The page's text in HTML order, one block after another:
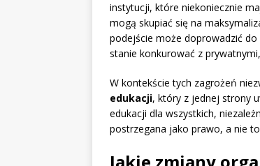
instytucji, które niekoniecznie
mogą skupiać się na
podejście może doprowadzić
stanie konkurować z
W kontekście tych zagrożeń
edukacji, który z jednej strony
edukacji dla wszystkich,
postrzegana jako prawo, a nie